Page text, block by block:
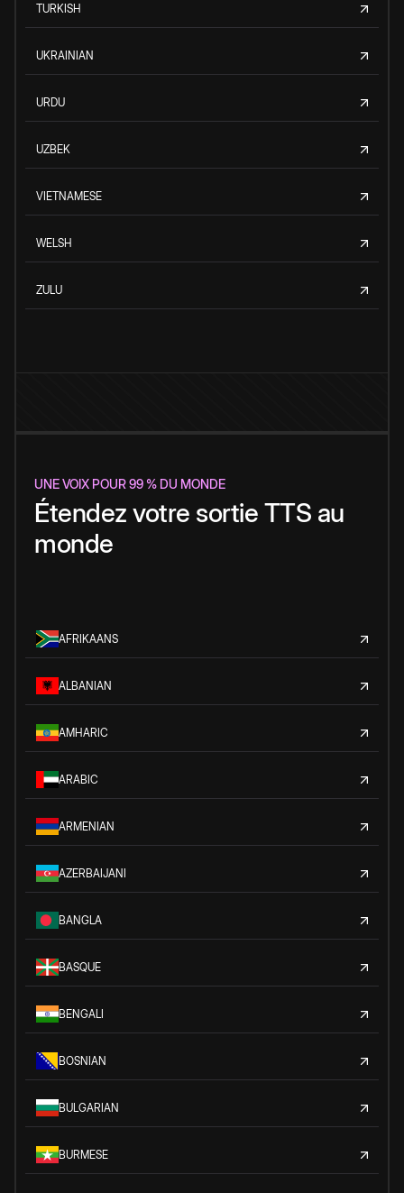
TURKISH
UKRAINIAN
URDU
UZBEK
VIETNAMESE
WELSH
ZULU
UNE VOIX POUR 99 % DU MONDE
Étendez votre sortie TTS au
monde
AFRIKAANS
ALBANIAN
AMHARIC
ARABIC
ARMENIAN
AZERBAIJANI
BANGLA
BASQUE
BENGALI
BOSNIAN
BULGARIAN
BURMESE